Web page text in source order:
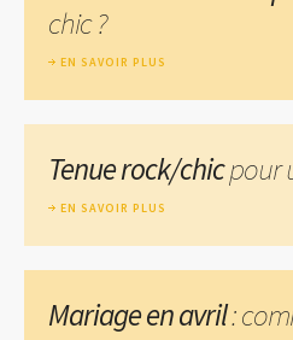
chic ?
EN SAVOIR PLUS
Tenue rock/chicpour
EN SAVOIR PLUS
Mariage en avril: